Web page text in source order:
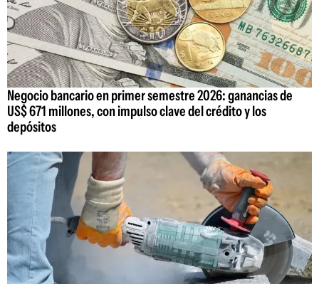
Negocio bancario en primer semestre 2026: ganancias de
US$ 671 millones, con impulso clave del crédito y los
depósitos